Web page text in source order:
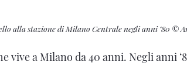
alla stazione di Milano Centrale negli anni ‘80 ©
vive a Milano da 40 anni. Negli anni